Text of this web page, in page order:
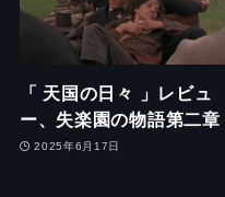
「 天国の日々 」レビュ
ー、失楽園の物語第二章
2025年6月17日